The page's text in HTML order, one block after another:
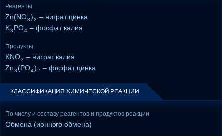
Реагенты
Zn(NO3)2 – нитрат цинка
K3 PO4 – фосфат калия
Продукты
KNO3 – нитрат калия
Zn3 (PO4)2 – фосфат цинка
КЛАССИФИКАЦИЯ ХИМИЧЕСКОЙ РЕАКЦИИ
По числу и составу реагентов и продуктов реакции
Обмена (ионного обмена)